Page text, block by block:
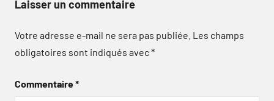
Laisser un commentaire
Votre adresse e-mail ne sera pas publiée. Les champs
obligatoires sont indiqués avec*
Commentaire*